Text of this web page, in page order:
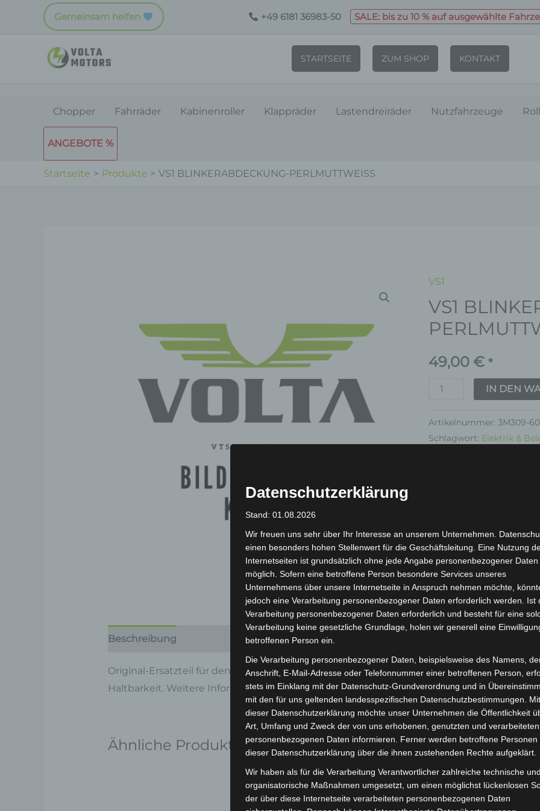
Gemeinsam helfen +49 6181 36983-50 SALE: bis zu 10 % auf ausgewählte
STARTSEITE ZUM SHOP KONTAKT
Chopper Fahrräder Kabinenroller Klappräder Lastendreiräder Nutzfahrzeuge
ANGEBOTE %
Startseite Produkte VS1 BLINKERABDECKUNG-PERLMUTTWEISS
VS1
VS1
49,00 € *
VS1
BLINKERABDECKUNG-
PERLMUTTWEISS
Menge
IN DEN
Artikelnummer:3M309-
Schlagwort: Elektrik &
inkl. 19 % MwSt.
Lieferzeit:Versandfertig
Beschreibung Produktsicherheit Rezensionen (0)
Original-Ersatzteil für den Elektro-Scooter VS1. Blinkerabdeckung-perlmuttweiss für
Haltbarkeit. Weitere Informationen zum Fahrzeug findest du hier:Volta Motor Elektro-
Ähnliche Produkte
Datenschutzerklärung
Stand: 01.08.2026
Wir freuen uns sehr über Ihr Interesse an unserem Unternehmen.
einen besonders hohen Stellenwert für die Geschäftsleitung. Eine Nutzung
Internetseiten ist grundsätzlich ohne jede Angabe personenbezogener Daten
möglich. Sofern eine betroffene Person besondere Services unseres
Unternehmens über unsere Internetseite in Anspruch nehmen möchte,
jedoch eine Verarbeitung personenbezogener Daten erforderlich werden. Ist
Verarbeitung personenbezogener Daten erforderlich und besteht für eine
Verarbeitung keine gesetzliche Grundlage, holen wir generell eine
betroffenen Person ein.
Die Verarbeitung personenbezogener Daten, beispielsweise des Namens,
Anschrift, E-Mail-Adresse oder Telefonnummer einer betroffenen Person,
stets im Einklang mit der Datenschutz-Grundverordnung und in
mit den für uns geltenden landesspezifischen Datenschutzbestimmungen.
dieser Datenschutzerklärung möchte unser Unternehmen die Öffentlichkeit
Art, Umfang und Zweck der von uns erhobenen, genutzten und verarbeiteten
personenbezogenen Daten informieren. Ferner werden betroffene Personen
dieser Datenschutzerklärung über die ihnen zustehenden Rechte aufgeklärt.
Wir haben als für die Verarbeitung Verantwortlicher zahlreiche technische und
organisatorische Maßnahmen umgesetzt, um einen möglichst lückenlosen
der über diese Internetseite verarbeiteten personenbezogenen Daten